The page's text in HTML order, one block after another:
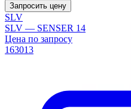
Запросить цену
SLV
SLV — SENSER 14
Цена по запросу
163013